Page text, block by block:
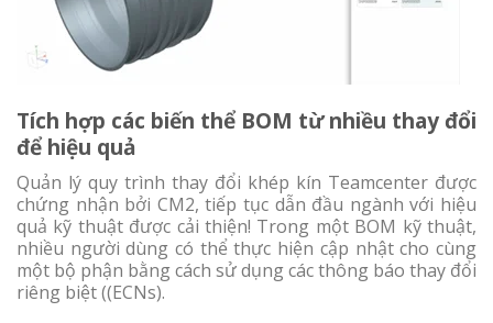
Tích hợp các biến thể BOM từ nhiều thay đổi
để hiệu quả
Quản lý quy trình thay đổi khép kín Teamcenter được
chứng nhận bởi CM2, tiếp tục dẫn đầu ngành với hiệu
quả kỹ thuật được cải thiện! Trong một BOM kỹ thuật,
nhiều người dùng có thể thực hiện cập nhật cho cùng
một bộ phận bằng cách sử dụng các thông báo thay đổi
riêng biệt ((ECNs).